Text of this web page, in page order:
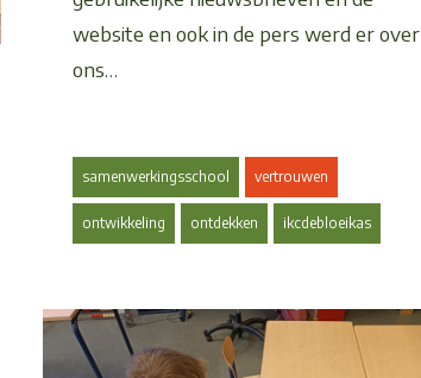
website en ook in de pers werd er over
ons…
samenwerkingsschool vertrouwen
ontwikkeling ontdekken ikcdebloeikas